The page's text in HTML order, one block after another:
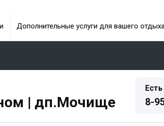
Дополнительные услуги для вашего
8-
| дп.Мочище